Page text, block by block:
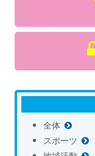
全体
スポーツ